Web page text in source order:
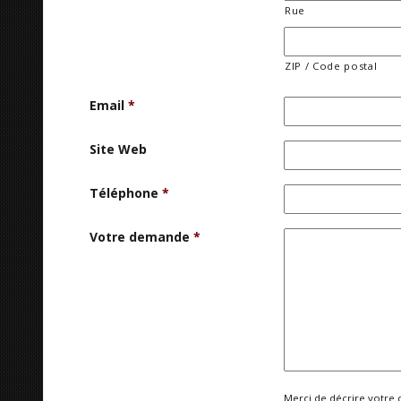
Rue
ZIP / Code postal
Email *
Site Web
Téléphone *
Votre demande *
Merci de décrire votre